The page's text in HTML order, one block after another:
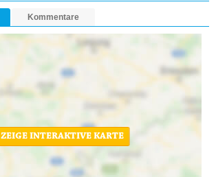
Kommentare
ZEIGE INTERAKTIVE KARTE